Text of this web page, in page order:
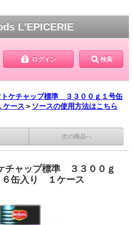
L'EPICERIE
ログイン 検索
ケチャップ標準 ３３００ｇ１号缶
ース ＞ ソースの使用方法はこちら
次の商品へ
チャップ標準 ３３００ｇ
６缶入り １ケース